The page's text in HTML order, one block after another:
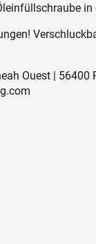
in
Ouest | 56400